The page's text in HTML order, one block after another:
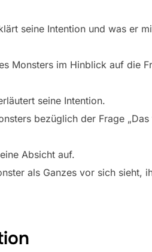
seine Intention und was er
Monsters im Hinblick auf die
seine Intention.
bezüglich der Frage
Absicht auf.
als Ganzes vor sich sieht,